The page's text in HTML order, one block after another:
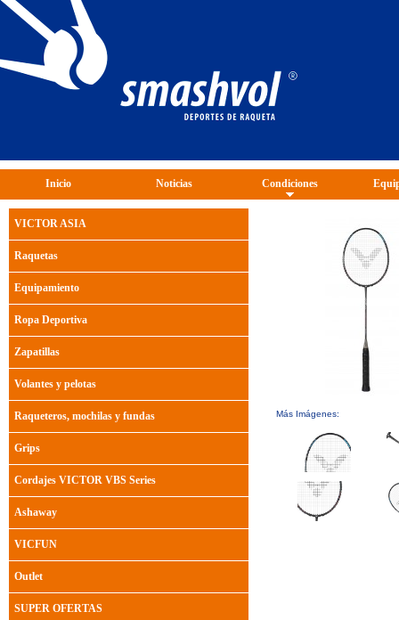
Inicio Noticias Condiciones
Más Imágenes:
VICTOR ASIA
Raquetas
Equipamiento
Ropa Deportiva
Zapatillas
Volantes y pelotas
Raqueteros, mochilas y fundas
Grips
Cordajes VICTOR VBS Series
Ashaway
VICFUN
Outlet
SUPER OFERTAS